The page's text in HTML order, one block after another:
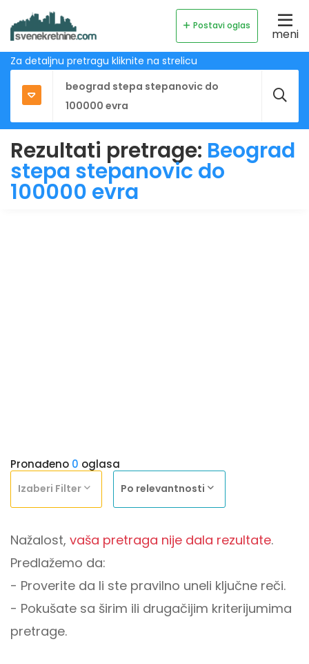
Postavi oglas
meni
Za detaljnu pretragu kliknite na strelicu
Rezultati pretrage: Beograd
stepa stepanovic do
100000 evra
Pronađeno 0 oglasa
Izaberi Filter Po relevantnosti
Nažalost, vaša pretraga nije dala rezultate.
Predlažemo da:
- Proverite da li ste pravilno uneli ključne reči.
- Pokušate sa širim ili drugačijim kriterijumima
pretrage.